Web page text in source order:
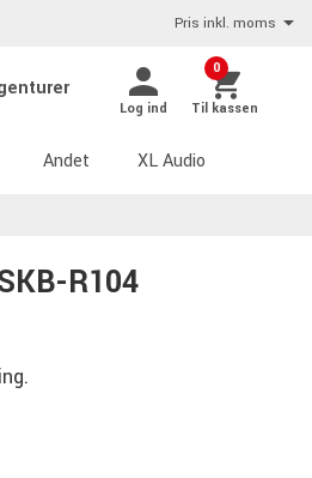
Pris inkl. moms
Log ind
0
Til kassen
Andet XL Audio
R104